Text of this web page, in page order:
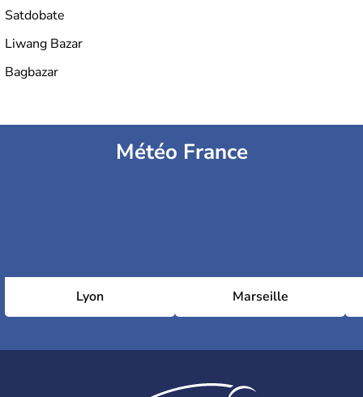
Satdobate
Liwang Bazar
Bagbazar
Météo France
Lyon Marseille